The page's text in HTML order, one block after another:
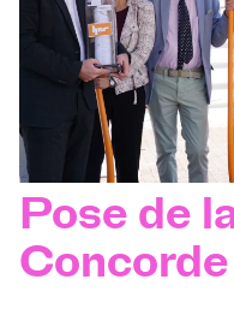
Pose de
Concorde